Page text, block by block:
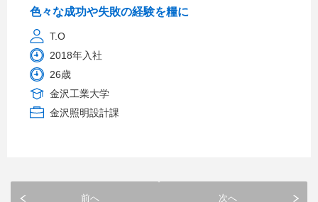
色々な成功や失敗の経験を糧に
T.O
2018年入社
26歳
金沢工業大学
金沢照明設計課
前へ 次へ